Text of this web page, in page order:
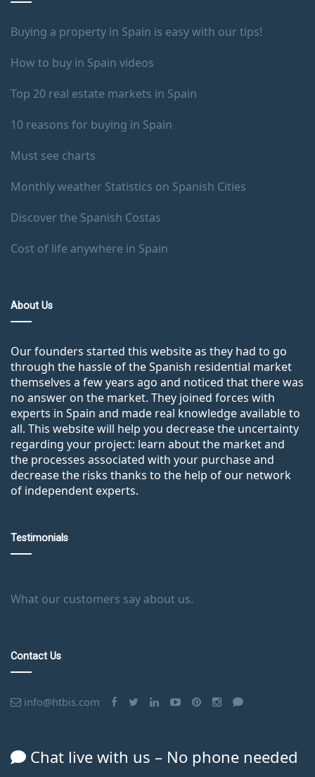
Buying a property in Spain is easy with our tips!
How to buy in Spain videos
Top 20 real estate markets in Spain
10 reasons for buying in Spain
Must see charts
Monthly weather Statistics on Spanish Cities
Discover the Spanish Costas
Cost of life anywhere in Spain
About Us
Our founders started this website as they had to go
through the hassle of the Spanish residential market
themselves a few years ago and noticed that there was
no answer on the market. They joined forces with
experts in Spain and made real knowledge available to
all. This website will help you decrease the uncertainty
regarding your project: learn about the market and
the processes associated with your purchase and
decrease the risks thanks to the help of our network
of independent experts.
Testimonials
What our customers say about us.
Contact Us
info@htbis.com
Chat live with us – No phone needed